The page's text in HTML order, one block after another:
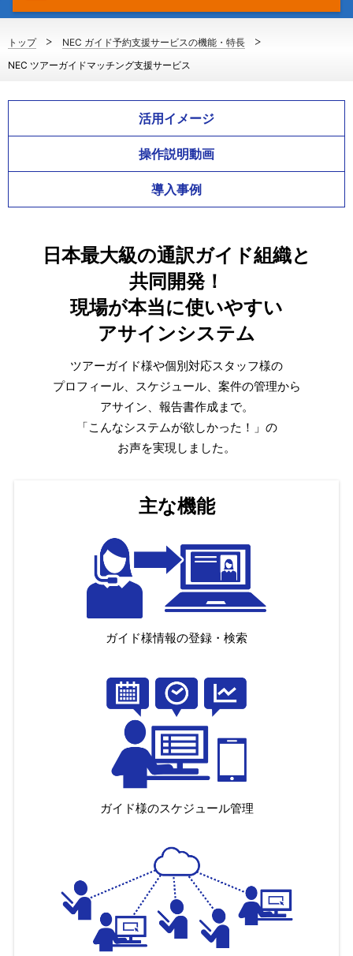
トップ
NEC ガイド予約支援サービスの機能・特長
NEC ツアーガイドマッチング支援サービス
活用イメージ
操作説明動画
導入事例
日本最大級の通訳ガイド組織と
共同開発！
現場が本当に使いやすい
アサインシステム
ツアーガイド様や個別対応スタッフ様の
プロフィール、スケジュール、案件の管理から
アサイン、報告書作成まで。
「こんなシステムが欲しかった！」の
お声を実現しました。
主な機能
ガイド様情報の登録・検索
ガイド様のスケジュール管理